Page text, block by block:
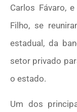
Carlos Fávaro,
Filho, se
estadual, da
setor privado
o estado.
Um dos